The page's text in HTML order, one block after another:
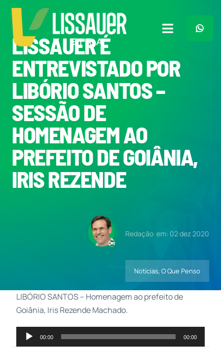
para
conteúdo
Toggle
Home
Plano de Governo
Meu Trabalho
O Que Penso
Quem Sou
LISSAUER É
ENTREVISTADO POR
LIBÓRIO SANTOS –
SESSÃO DE
HOMENAGEM AO
PREFEITO DE GOIÂNIA,
IRIS REZENDE
Redação em: 02 dez 2020
Notícias, O Que Penso
LIBÓRIO SANTOS – Homenagem ao prefeito de
Goiânia, Iris Rezende Machado.
Tocador
de
00:00 00:00